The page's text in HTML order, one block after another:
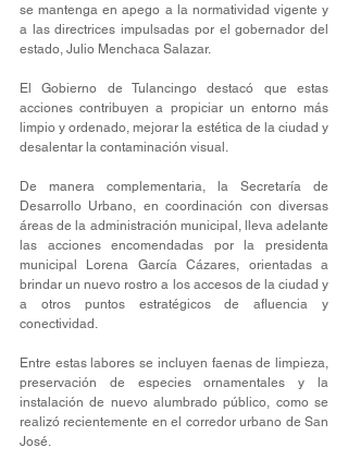
se mantenga en apego a la normatividad vigente y
a las directrices impulsadas por el gobernador del
estado, Julio Menchaca Salazar.
El Gobierno de Tulancingo destacó que estas
acciones contribuyen a propiciar un entorno más
limpio y ordenado, mejorar la estética de la ciudad y
desalentar la contaminación visual.
De manera complementaria, la Secretaría de
Desarrollo Urbano, en coordinación con diversas
áreas de la administración municipal, lleva adelante
las acciones encomendadas por la presidenta
municipal Lorena García Cázares, orientadas a
brindar un nuevo rostro a los accesos de la ciudad y
a otros puntos estratégicos de afluencia y
conectividad.
Entre estas labores se incluyen faenas de limpieza,
preservación de especies ornamentales y la
instalación de nuevo alumbrado público, como se
realizó recientemente en el corredor urbano de San
José.